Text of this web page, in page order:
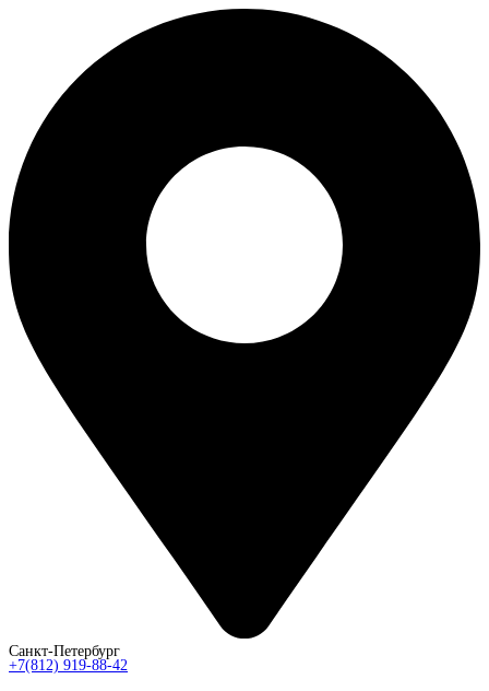
Санкт-Петербург
+7(812) 919-88-42